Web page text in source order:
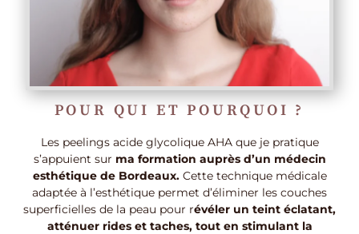
POUR QUI ET POURQUOI ?
Les peelings acide glycolique AHA que je pratique
s’appuient sur ma formation auprès d’un médecin
esthétique de Bordeaux.Cette technique médicale
adaptée à l’esthétique permet d’éliminer les couches
superficielles de la peau pour révéler un teint éclatant,
atténuer rides et taches, tout en stimulant la